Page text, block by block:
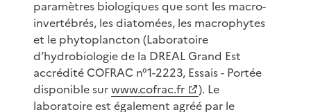
paramètres biologiques que sont les macro-
invertébrés, les diatomées, les macrophytes
et le phytoplancton (Laboratoire
d’hydrobiologie de la DREAL Grand Est
accrédité COFRAC n°1-2223, Essais - Portée
disponible surwww.cofrac.fr
). Le
laboratoire est également agréé par le